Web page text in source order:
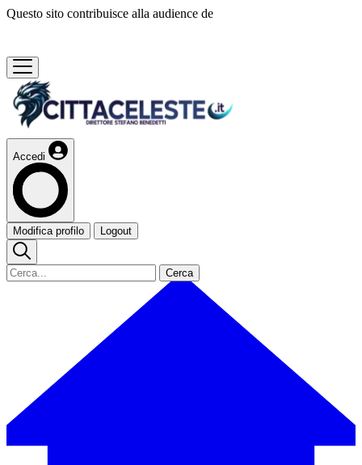
Questo sito contribuisce alla audience de
Accedi
Modifica profilo Logout
Cerca